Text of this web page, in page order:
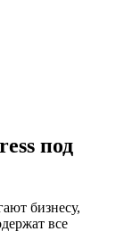
под
бизнесу,
все